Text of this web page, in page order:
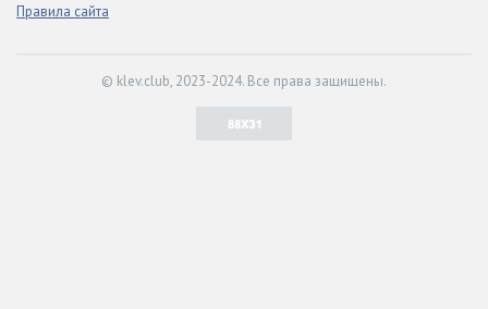
Правила сайта
© klev.club, 2023-2024. Все права защищены.